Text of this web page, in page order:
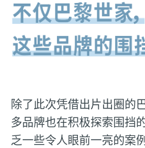
除了此次凭借出片出圈的
多品牌也在积极探索围挡
乏一些令人眼前一亮的案